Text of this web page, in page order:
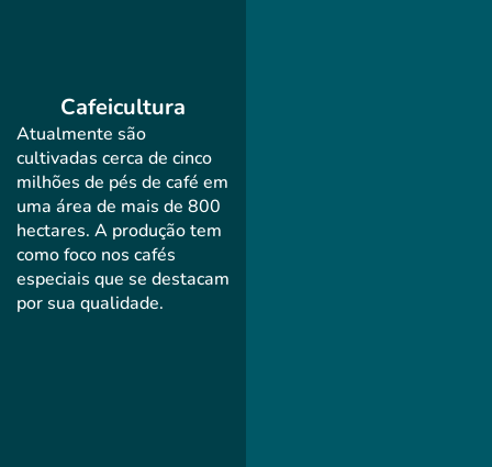
Cafeicultura
Atualmente são
cultivadas cerca de cinco
milhões de pés de café em
uma área de mais de 800
hectares. A produção tem
como foco nos cafés
especiais que se destacam
por sua qualidade.